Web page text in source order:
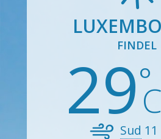
FINDEL
29
Sud 11